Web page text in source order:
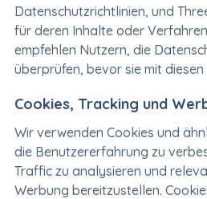
Datenschutzrichtlinien, und
für deren Inhalte oder
empfehlen Nutzern, die
überprüfen, bevor sie mit
Cookies, Tracking und
Wir verwenden Cookies und
die Benutzererfahrung zu
Traffic zu analysieren und
Werbung bereitzustellen.